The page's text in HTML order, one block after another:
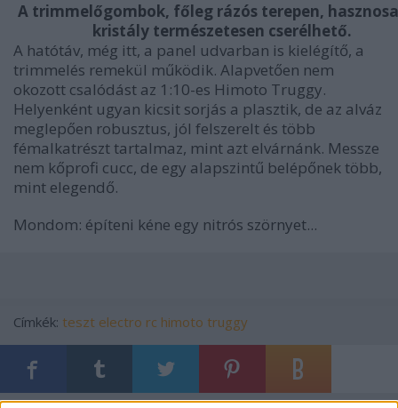
A trimmelőgombok, főleg rázós terepen,
kristály természetesen cserélhető.
A hatótáv, még itt, a panel udvarban is kielégítő, a
trimmelés remekül működik. Alapvetően nem
okozott csalódást az 1:10-es Himoto Truggy.
Helyenként ugyan kicsit sorjás a plasztik, de az alváz
meglepően robusztus, jól felszerelt és több
fémalkatrészt tartalmaz, mint azt elvárnánk. Messze
nem kőprofi cucc, de egy alapszintű belépőnek több,
mint elegendő.
Mondom: építeni kéne egy nitrós szörnyet...
Címkék: teszt electro rc himoto truggy